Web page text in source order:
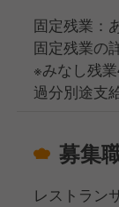
固定残業：
固定残業の
※みなし残
過分別途支給
募集
レストラン